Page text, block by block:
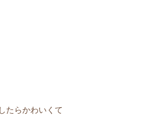
かあります。初
き合っていない頃
出来る場所、ど
になった私たち
たらかわいくて